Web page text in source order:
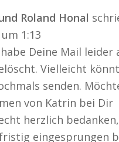
Roland Honal
um 1:13
Deine Mail leider
Vielleicht
senden.
von Katrin bei Dir
herzlich
eingesprungen